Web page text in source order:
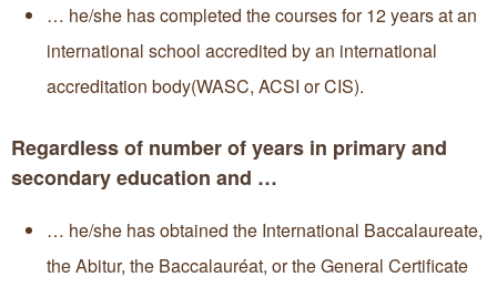
… he/she has completed the courses for 12 years at an
international school accredited by an international
accreditation body(WASC, ACSI or CIS).
Regardless of number of years in primary and
secondary education and …
… he/she has obtained the International Baccalaureate,
the Abitur, the Baccalauréat, or the General Certificate